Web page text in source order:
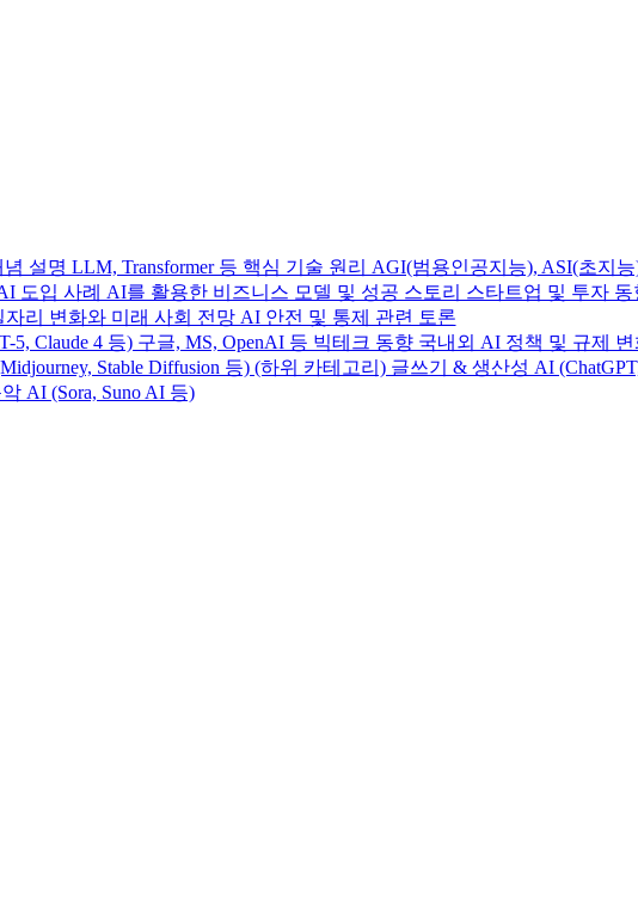
설명 LLM, Transformer 등 핵심 기술 원리 AGI(범용인공지능), ASI(초지
도입 사례 AI를 활용한 비즈니스 모델 및 성공 스토리 스타트업 및 투자 동
리 변화와 미래 사회 전망 AI 안전 및 통제 관련 토론
5, Claude 4 등) 구글, MS, OpenAI 등 빅테크 동향 국내외 AI 정책 및 규제 변
Stable Diffusion 등) (하위 카테고리) 글쓰기 & 생산성 AI
AI (Sora, Suno AI 등)